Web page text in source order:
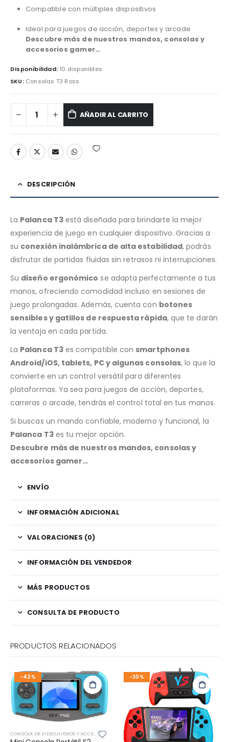
Compatible con múltiples dispositivos
Ideal para juegos de acción, deportes y arcade
Descubre más de nuestros mandos, consolas y
accesorios gamer…
Disponibilidad: 10 disponibles
SKU: Consolas T3 Ross
AÑADIR AL CARRITO
DESCRIPCIÓN
La Palanca T3está diseñada para brindarte la mejor
experiencia de juego en cualquier dispositivo. Gracias a
su conexión inalámbrica de alta estabilidad, podrás
disfrutar de partidas fluidas sin retrasos ni interrupciones.
Su diseño ergonómico se adapta perfectamente a tus
manos, ofreciendo comodidad incluso en sesiones de
juego prolongadas. Además, cuenta con botones
sensibles y gatillos de respuesta rápida, que te darán
la ventaja en cada partida.
La Palanca T3es compatible con smartphones
Android/iOS, tablets, PC y algunas consolas, lo que la
convierte en un control versátil para diferentes
plataformas. Ya sea para juegos de acción, deportes,
carreras o arcade, tendrás el control total en tus manos.
Si buscas un mando confiable, moderno y funcional, la
Palanca T3es tu mejor opción.
Descubre más de nuestros mandos, consolas y
accesorios gamer…
ENVÍO
INFORMACIÓN ADICIONAL
VALORACIONES (0)
INFORMACIÓN DEL VENDEDOR
MÁS PRODUCTOS
CONSULTA DE PRODUCTO
PRODUCTOS RELACIONADOS
-42%
CONSOLA DE VIDEOJUEGOS Y ACCESORIOS
-30%